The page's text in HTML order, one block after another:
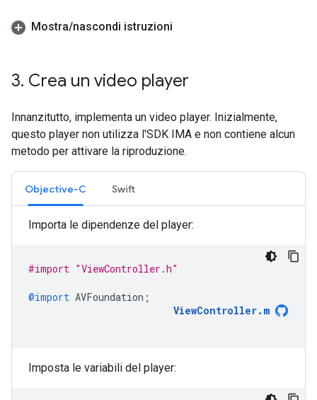
Mostra/nascondi istruzioni
3. Crea un video player
Innanzitutto, implementa un video player. Inizialmente,
questo player non utilizza l'SDK IMA e non contiene alcun
metodo per attivare la riproduzione.
Objective-C Swift
Importa le dipendenze del player:
#import "ViewController.h"
@import AVFoundation ;
ViewController. m
Imposta le variabili del player: